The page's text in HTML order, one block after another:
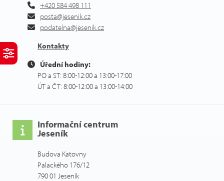
+420 584 498 111
posta@jesenik.cz
podatelna@jesenik.cz
Kontakty
Úřední hodiny:
PO a ST: 8:00-12:00 a 13:00-17:00
ÚT a ČT: 8:00-12:00 a 13:00-14:00
Informační centrum
Jeseník
Budova Katovny
Palackého 176/12
790 01 Jeseník